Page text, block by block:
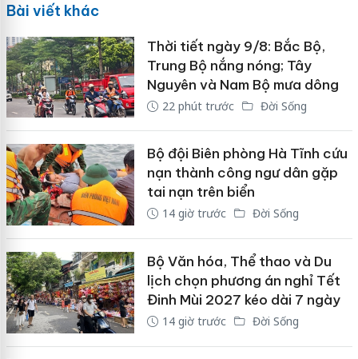
Bài viết khác
Thời tiết ngày 9/8: Bắc Bộ,
Trung Bộ nắng nóng; Tây
Nguyên và Nam Bộ mưa dông
22 phút trước Đời Sống
Bộ đội Biên phòng Hà Tĩnh cứu
nạn thành công ngư dân gặp
tai nạn trên biển
14 giờ trước Đời Sống
Bộ Văn hóa, Thể thao và Du
lịch chọn phương án nghỉ Tết
Đinh Mùi 2027 kéo dài 7 ngày
14 giờ trước Đời Sống